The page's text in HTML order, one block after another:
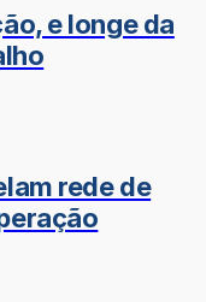
e longe da
rede de